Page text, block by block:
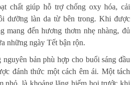
chất giúp hỗ trợ chống oxy hóa, cải
dưỡng làn da từ bên trong. Khi được
mang đến hương thơm nhẹ nhàng, đủ
những ngày Tết bận rộn.
nguyên bản phù hợp cho buổi sáng đầu
đánh thức một cách êm ái. Một tách
nhỏ, là khoảng lặng hiếm hoi trước khi